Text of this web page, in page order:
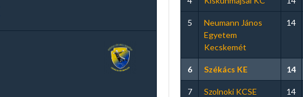
5
Neumann János
Egyetem
Kecskemét
14
6 Székács KE 14
7 Szolnoki KCSE 14